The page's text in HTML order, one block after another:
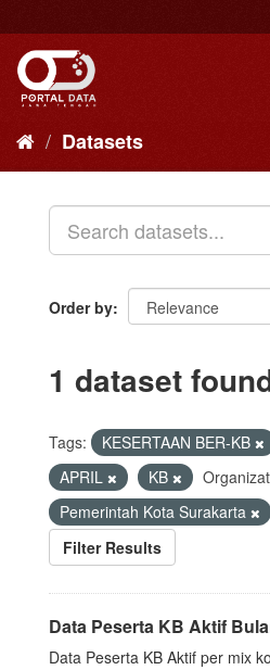
to
content
Datasets
Order by
1 dataset
Tags: KESERTAAN BER-KB
APRIL
KB
Pemerintah Kota Surakarta
Filter Results
Data Peserta KB Aktif
Data Peserta KB Aktif per mix